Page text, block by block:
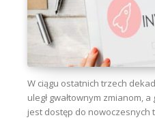
W ciągu ostatnich trzech
uległ gwałtownym zmianom,
jest dostęp do nowoczesnych